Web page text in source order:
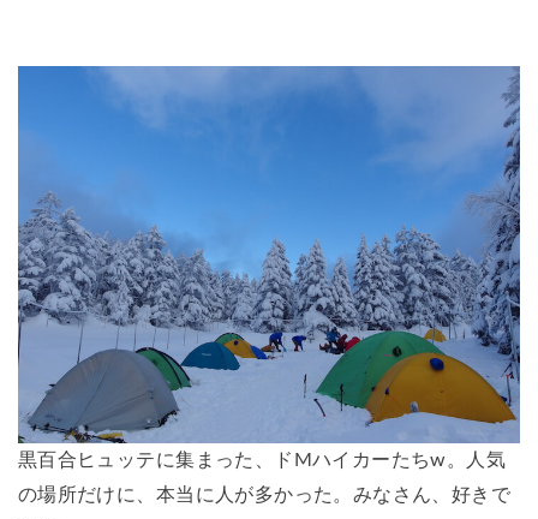
黒百合ヒュッテに集まった、ドMハイカーたちw。人気
の場所だけに、本当に人が多かった。みなさん、好きで